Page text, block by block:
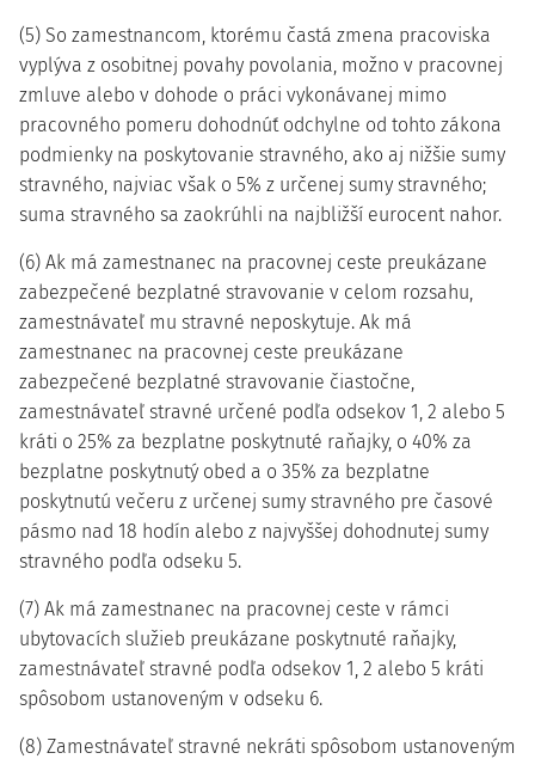
(5) So zamestnancom, ktorému častá zmena pracoviska
vyplýva z osobitnej povahy povolania, možno v pracovnej
zmluve alebo v dohode o práci vykonávanej mimo
pracovného pomeru dohodnúť odchylne od tohto zákona
podmienky na poskytovanie stravného, ako aj nižšie sumy
stravného, najviac však o 5% z určenej sumy stravného;
suma stravného sa zaokrúhli na najbližší eurocent nahor.
(6) Ak má zamestnanec na pracovnej ceste preukázane
zabezpečené bezplatné stravovanie v celom rozsahu,
zamestnávateľ mu stravné neposkytuje. Ak má
zamestnanec na pracovnej ceste preukázane
zabezpečené bezplatné stravovanie čiastočne,
zamestnávateľ stravné určené podľa odsekov 1, 2 alebo 5
kráti o 25% za bezplatne poskytnuté raňajky, o 40% za
bezplatne poskytnutý obed a o 35% za bezplatne
poskytnutú večeru z určenej sumy stravného pre časové
pásmo nad 18 hodín alebo z najvyššej dohodnutej sumy
stravného podľa odseku 5.
(7) Ak má zamestnanec na pracovnej ceste v rámci
ubytovacích služieb preukázane poskytnuté raňajky,
zamestnávateľ stravné podľa odsekov 1, 2 alebo 5 kráti
spôsobom ustanoveným v odseku 6.
(8) Zamestnávateľ stravné nekráti spôsobom ustanoveným